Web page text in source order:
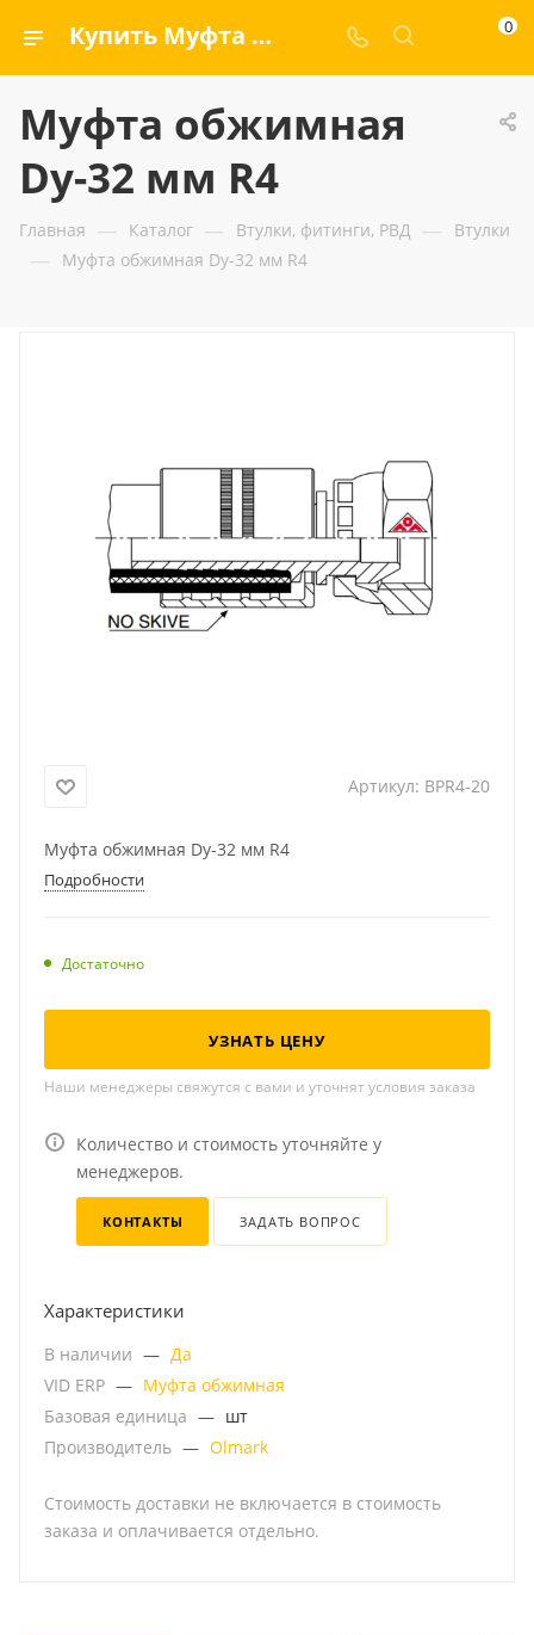
Купить Муфта обжимная Dу-32 мм R4 — ООО «ГИДРАМАКС» 0
Муфта обжимная
Dу-32 мм R4
Главная — Каталог — Втулки, фитинги, РВД — Втулки
— Муфта обжимная Dу-32 мм R4
Артикул: BPR4-20
Муфта обжимная Dу-32 мм R4
Подробности
Достаточно
УЗНАТЬ ЦЕНУ
Наши менеджеры свяжутся с вами и уточнят условия заказа
Количество и стоимость уточняйте у
менеджеров.
КОНТАКТЫ ЗАДАТЬ ВОПРОС
Характеристики
В наличии — Да
VID ERP — Муфта обжимная
Базовая единица — шт
Производитель — Olmark
Стоимость доставки не включается в стоимость
заказа и оплачивается отдельно.